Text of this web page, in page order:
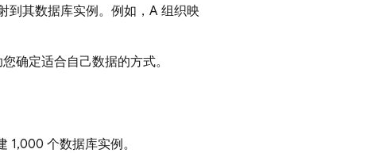
到其数据库实例。例如，A 组织映
确定适合自己数据的方式。
1,000 个数据库实例。